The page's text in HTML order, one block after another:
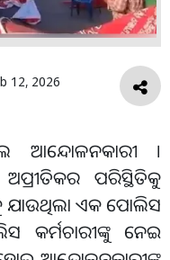
12, 2026
ଆନ୍ଦୋଳନକାରୀ ।
ପରିସ୍ଥିତିକୁ
ଯାଉଥିଲା ଏକ ପୋଲିସ
କର୍ମଚାରୀଙ୍କୁ ନେଇ